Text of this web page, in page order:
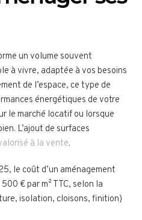
un volume souvent
à vivre, adaptée à vos besoins
de l’espace, ce type de
énergétiques de votre
le marché locatif ou lorsque
L’ajout de surfaces
à la vente.
le coût d’un aménagement
€ par m² TTC, selon la
isolation, cloisons, finition)